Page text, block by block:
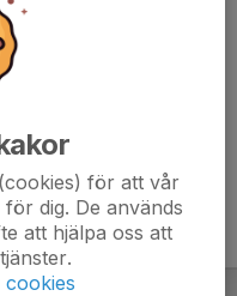
för att vår
dig. De används
att hjälpa oss att
cookies